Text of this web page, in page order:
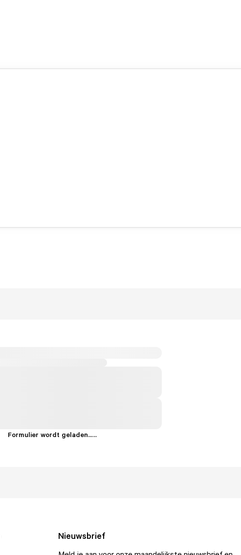
Formulier wordt geladen......
Nieuwsbrief